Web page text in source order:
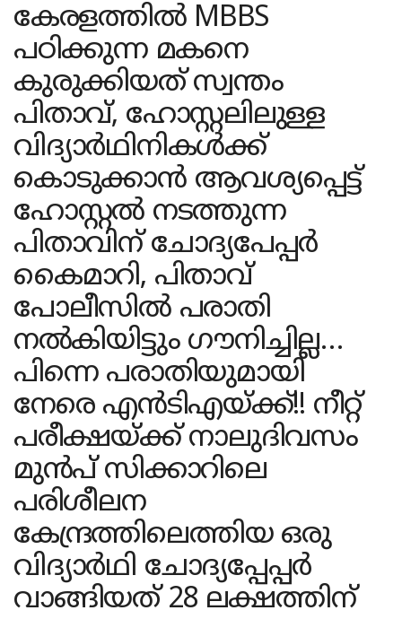
കേരളത്തിൽ MBBS
പഠിക്കുന്ന മകനെ
കുരുക്കിയത് സ്വന്തം
പിതാവ്, ഹോസ്റ്റലിലുള്ള
വിദ്യാർഥിനികൾക്ക്
കൊടുക്കാൻ ആവശ്യപ്പെട്ട്
ഹോസ്റ്റൽ നടത്തുന്ന
പിതാവിന് ചോദ്യപേപ്പർ
കൈമാറി, പിതാവ്
പോലീസിൽ പരാതി
നൽകിയിട്ടും ​ഗൗനിച്ചില്ല…
പിന്നെ പരാതിയുമായി
നേരെ എൻടിഎയ്ക്ക്!! നീറ്റ്
പരീക്ഷയ്ക്ക് നാലുദിവസം
മുൻപ് സിക്കാറിലെ
പരിശീലന
കേന്ദ്രത്തിലെത്തിയ ഒരു
വിദ്യാർഥി ചോദ്യപ്പേപ്പർ
വാങ്ങിയത് 28 ലക്ഷത്തിന്